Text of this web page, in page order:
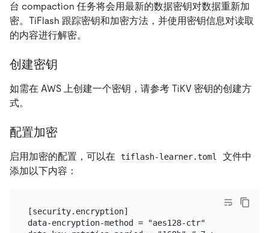
台 compaction 任务将会用最新的数据密钥对数据重新加
密。TiFlash 跟踪密钥和加密方法，并使用密钥信息对读取
的内容进行解密。
创建密钥
如需在 AWS 上创建一个密钥，请参考 TiKV 密钥的创建方
式。
配置加密
启用加密的配置，可以在 tiflash-learner.toml
文件中
添加以下内容：
[security.encryption]
data-encryption-method = "aes128-ctr"